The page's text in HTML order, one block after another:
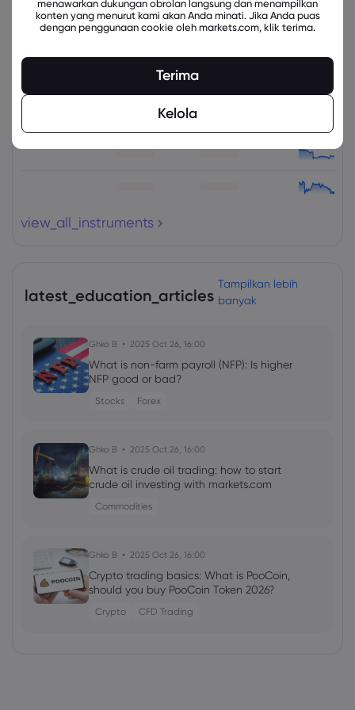
Instrumen Terkait
Aset Ubah (%)
view_all_instruments
latest_education_articles
Tampilkan lebih
banyak
Ghko B 2025 Oct 26, 16:00
What is non-farm payroll (NFP): Is higher
NFP good or bad?
Stocks Forex
Ghko B 2025 Oct 26, 16:00
What is crude oil trading: how to start
crude oil investing with markets.com
Commodities
Ghko B 2025 Oct 26, 16:00
Crypto trading basics: What is PooCoin,
should you buy PooCoin Token 2026?
Crypto CFD Trading
menawarkan dukungan obrolan langsung dan menampilkan
konten yang menurut kami akan Anda minati. Jika Anda puas
dengan penggunaan cookie oleh markets.com, klik terima.
Terima
Kelola